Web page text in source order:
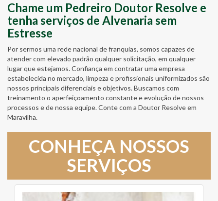
Chame um Pedreiro Doutor Resolve e
tenha serviços de Alvenaria sem
Estresse
Por sermos uma rede nacional de franquias, somos capazes de
atender com elevado padrão qualquer solicitação, em qualquer
lugar que estejamos. Confiança em contratar uma empresa
estabelecida no mercado, limpeza e profissionais uniformizados são
nossos principais diferenciais e objetivos. Buscamos com
treinamento o aperfeiçoamento constante e evolução de nossos
processos e de nossa equipe. Conte com a Doutor Resolve em
Maravilha.
CONHEÇA NOSSOS
SERVIÇOS